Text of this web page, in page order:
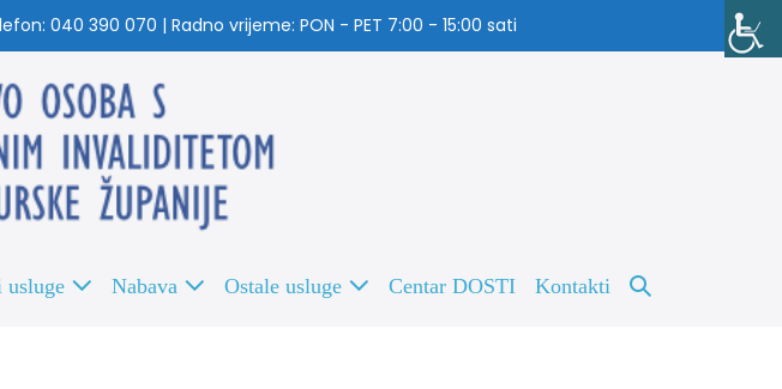
040 390 070 | Radno vrijeme: PON - PET 7:00 - 15:00 sati
usluge Nabava Ostale usluge Centar DOSTI Kontakti